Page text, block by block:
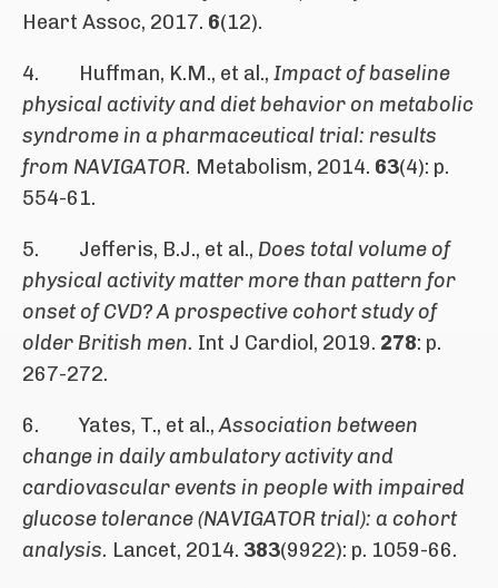
Heart Assoc, 2017. 6(12).
4. Huffman, K.M., et al., Impact of baseline
physical activity and diet behavior on metabolic
syndrome in a pharmaceutical trial: results
from NAVIGATOR. Metabolism, 2014. 63(4): p.
554-61.
5. Jefferis, B.J., et al., Does total volume of
physical activity matter more than pattern for
onset of CVD? A prospective cohort study of
older British men. Int J Cardiol, 2019. 278: p.
267-272.
6. Yates, T., et al.,Association between
change in daily ambulatory activity and
cardiovascular events in people with impaired
glucose tolerance (NAVIGATOR trial): a cohort
analysis. Lancet, 2014. 383(9922): p. 1059-66.